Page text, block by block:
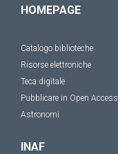
HOMEPAGE
Catalogo biblioteche
Risorse elettroniche
Teca digitale
Pubblicare in Open Access
Astronomi
INAF